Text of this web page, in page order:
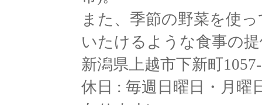
また、季節の野菜を使
いたけるような食事の
新潟県上越市下新町
休日 : 毎週日曜日・月曜